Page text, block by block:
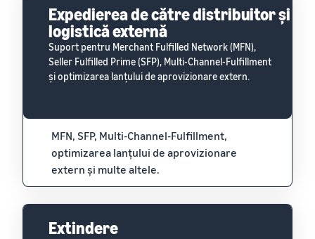
Expedierea de către distribuitor și
logistică externă
Suport pentru Merchant Fulfilled Network (MFN),
Seller Fulfilled Prime (SFP), Multi-Channel-Fulfillment
și optimizarea lanțului de aprovizionare extern.
MFN, SFP, Multi-Channel-Fulfillment,
optimizarea lanțului de aprovizionare
extern și multe altele.
Extindere